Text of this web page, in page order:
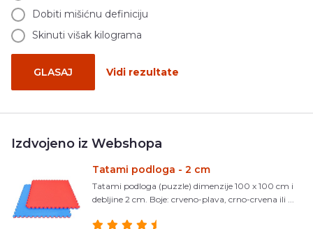
Dobiti mišićnu definiciju
Skinuti višak kilograma
GLASAJ Vidi rezultate
Izdvojeno iz Webshopa
Tatami podloga - 2 cm
Tatami podloga (puzzle) dimenzije 100 x 100 cm i
debljine 2 cm. Boje: crveno-plava, crno-crvena ili ...